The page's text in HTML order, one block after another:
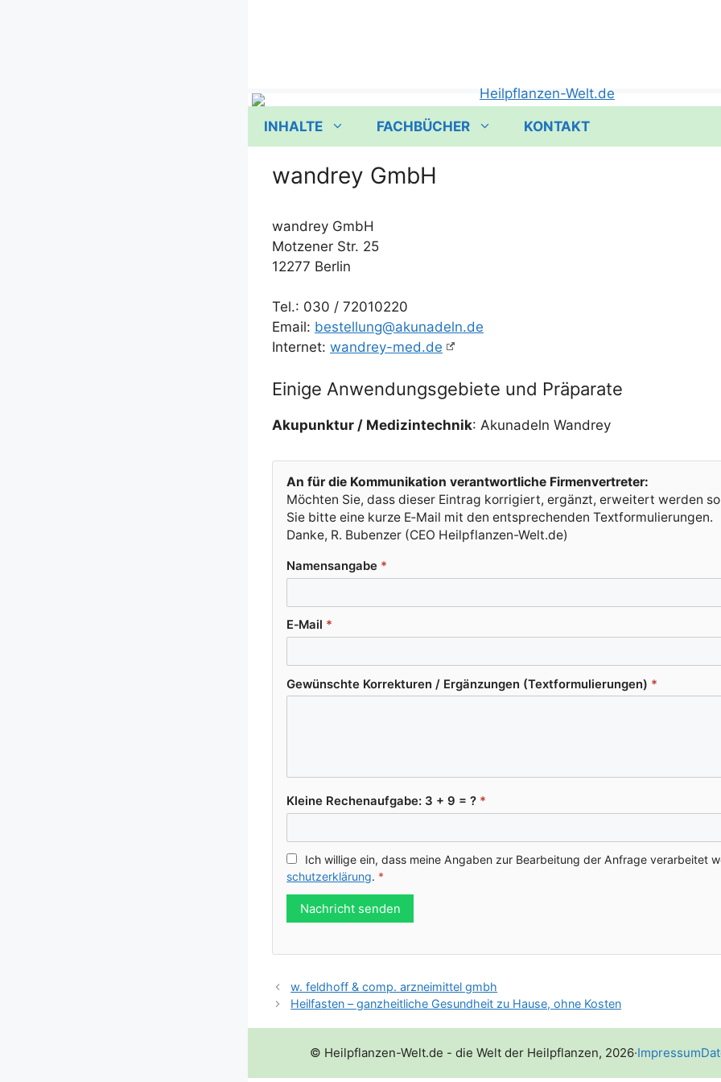
INHALTE FACHBÜCHER KONTAKT
wandrey GmbH
wandrey GmbH
Mot­ze­ner Str. 25
12277 Berlin
Tel.: 030 /​ 72010220
Email: bestellung@akunadeln.de
Inter­net: wandrey-med.de
Einige Anwendungsgebiete und Präparate
Aku­punk­tur /​ Medi­zin­tech­nik: Akuna­deln Wandrey
An für die Kom­mu­ni­ka­ti­on ver­ant­wort­li­che Firmenvertreter:
Möch­ten Sie, dass die­ser Ein­trag kor­ri­giert, ergänzt, erwei­tert wer­den
Sie bit­te eine kur­ze E‑Mail mit den ent­spre­chen­den Textformulierungen.
Dan­ke, R. Buben­zer (CEO Heilpflanzen-Welt.de)
Namens­an­ga­be *
E‑Mail *
Gewünsch­te Kor­rek­tu­ren /​ Ergän­zun­gen (Text­for­mu­lie­run­gen) *
Klei­ne Rechen­auf­ga­be: 3 + 9 = ? *
Ich wil­li­ge ein, dass mei­ne Anga­ben zur Bear­bei­tung der Anfra­ge ver­ar­bei­tet
schutz­er­klä­rung. *
Nachricht senden
w. feldhoff & comp. arzneimittel gmbh
Heilfasten – ganzheitliche Gesundheit zu Hause, ohne Kosten
© Heilpflanzen-Welt.de - die Welt der Heilpflanzen, 2026·Impressum